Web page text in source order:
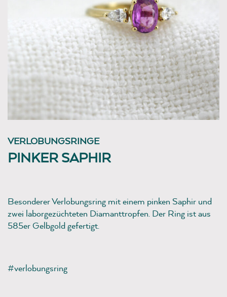
VERLOBUNGSRINGE
PINKER SAPHIR
Besonderer Verlobungsring mit einem pinken Saphir und
zwei laborgezüchteten Diamanttropfen. Der Ring ist aus
585er Gelbgold gefertigt.
#verlobungsring